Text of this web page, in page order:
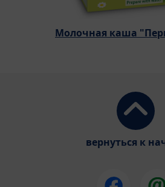
Молочная каша
вернуться к